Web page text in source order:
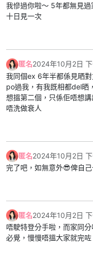
我慘過你啦～ 5年都無見
十日見一次
匿名2024年10月2日
我同個ex 6年半都係見晒
po過我，有我既相都del晒
想搵第二個，只係佢唔想
唔洗做衰人
匿名2024年10月2日
完了吧，如無意外😎俾自
匿名2024年10月2日
唔駛特登分手啦，而家同
必覺，慢慢唔搵大家就完咗